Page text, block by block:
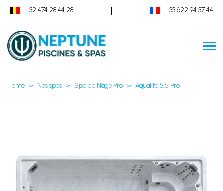
+32 474 28 44 28 | +33 622 94 37 44
Home Nos spas Spa de Nage Pro Aqualife 5.5 Pro